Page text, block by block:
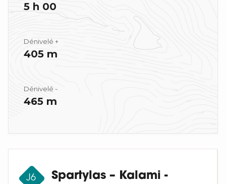
5 h 00
Dénivelé +
405 m
Dénivelé -
465 m
J6
Spartylas – Kalami -